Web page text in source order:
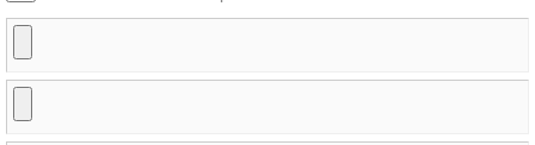
Old Japanese Kanji to New Japanese Kanji
Converter